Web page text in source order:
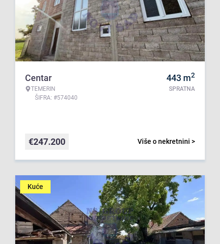
Centar
TEMERIN
ŠIFRA: #574040
443 m2
SPRATNA
Više o nekretnini >
€247.200
Kuće